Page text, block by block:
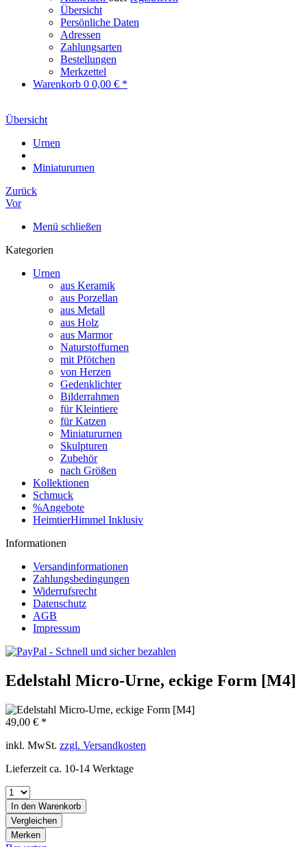
Übersicht
Persönliche Daten
Adressen
Zahlungsarten
Bestellungen
Merkzettel
Warenkorb 0 0,00 € *
Übersicht
Urnen
Miniatururnen
Zurück
Vor
Menü schließen
Kategorien
Urnen
aus Keramik
aus Porzellan
aus Metall
aus Holz
aus Marmor
Naturstoffurnen
mit Pfötchen
von Herzen
Gedenklichter
Bilderrahmen
für Kleintiere
für Katzen
Miniatururnen
Skulpturen
Zubehör
nach Größen
Kollektionen
Schmuck
%Angebote
HeimtierHimmel Inklusiv
Informationen
Versandinformationen
Zahlungsbedingungen
Widerrufsrecht
Datenschutz
AGB
Impressum
Edelstahl Micro-Urne, eckige Form [M4]
49,00 € *
inkl. MwSt. zzgl. Versandkosten
Lieferzeit ca. 10-14 Werktage
In den Warenkorb
Vergleichen
Merken